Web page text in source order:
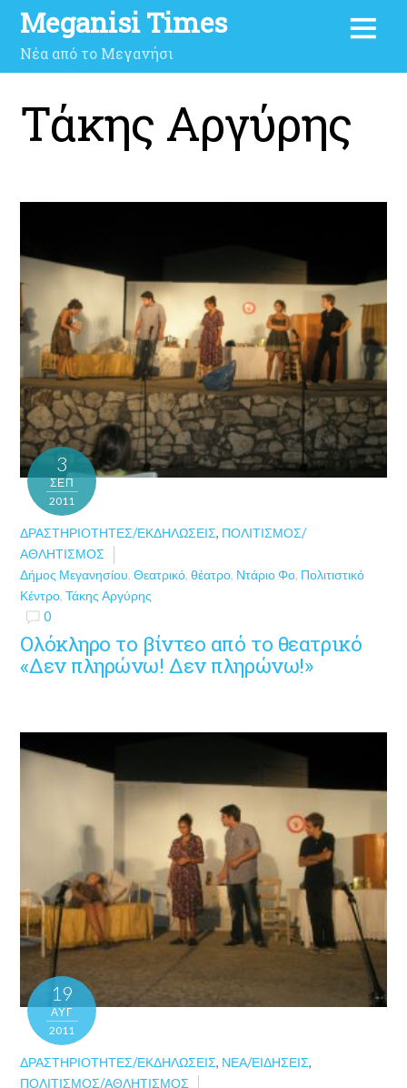
Meganisi Times
Νέα από το Μεγανήσι
Τάκης Αργύρης
3
ΣΕΠ
2011
ΔΡΑΣΤΗΡΙΌΤΗΤΕΣ/ΕΚΔΗΛΏΣΕΙΣ, ΠΟΛΙΤΙΣΜΌΣ/
ΑΘΛΗΤΙΣΜΌΣ
Δήμος Μεγανησίου,Θεατρικό,θέατρο, Ντάριο Φο, Πολιτιστικό
Κέντρο,Τάκης Αργύρης
0
Ολόκληρο το βίντεο από το θεατρικό
«Δεν πληρώνω! Δεν πληρώνω!»
19
ΑΥΓ
2011
ΔΡΑΣΤΗΡΙΌΤΗΤΕΣ/ΕΚΔΗΛΏΣΕΙΣ, ΝΈΑ/ΕΙΔΉΣΕΙΣ,
ΠΟΛΙΤΙΣΜΌΣ/ΑΘΛΗΤΙΣΜΌΣ